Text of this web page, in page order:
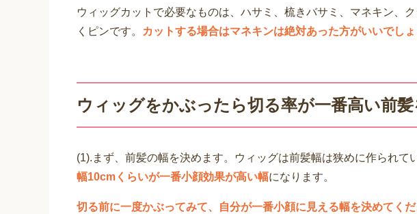
ウィッグカットで必要なものは、ハサミ、梳きバサミ、マネキン、
くピンです。
カットする場合はマネキンは絶対あった方がいいでしょ
ウィッグをかぶったら切る率が一番高い前
(1).まず、前髪の幅を決めます。ウィッグは前髪幅は狭めに作られて
幅10cmくらいが一番小顔効果が高い幅になります。
切る前に一度かぶってみて、自分が一番小顔に見える幅を決めてくだ